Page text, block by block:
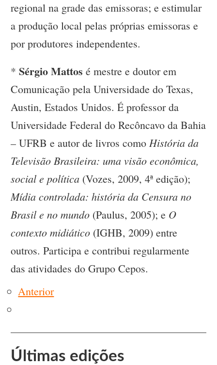
regional na grade das emissoras; e estimular
a produção local pelas próprias emissoras e
por produtores independentes.
*Sérgio Mattosé mestre e doutor em
Comunicação pela Universidade do Texas,
Austin, Estados Unidos. É professor da
Universidade Federal do Recôncavo da Bahia
– UFRB e autor de livros comoHistória da
Televisão Brasileira: uma visão econômica,
social e política (Vozes, 2009, 4ª edição);
Mídia controlada: história da Censura no
Brasil e no mundo (Paulus, 2005); e O
contexto midiático (IGHB, 2009) entre
outros. Participa e contribui regularmente
das atividades do Grupo Cepos.
Anterior
Últimas edições